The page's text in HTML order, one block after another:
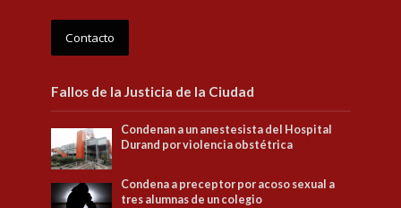
Contacto
Fallos de la Justicia de la Ciudad
Condenan a un anestesista del Hospital
Durand por violencia obstétrica
Condena a preceptor por acoso sexual a
tres alumnas de un colegio